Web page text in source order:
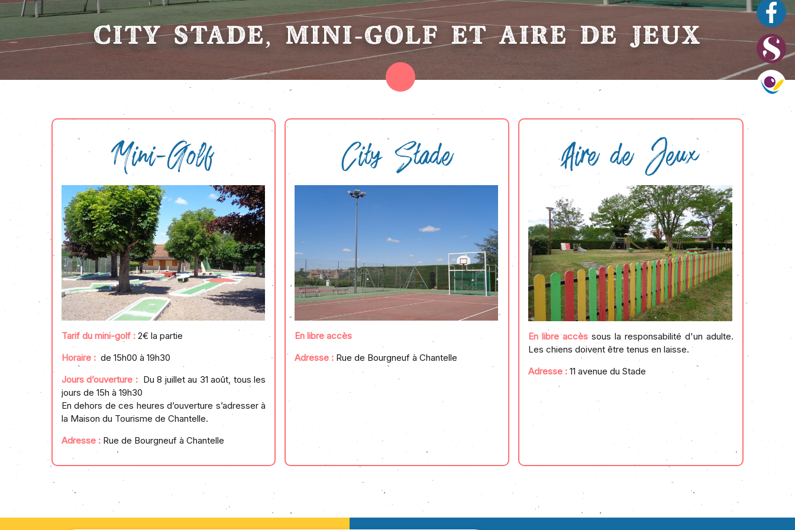
CITY STADE, MINI-GOLF ET AIRE DE JEUX
Mini-Golf
Tarif du mini-golf : 2€ la partie
Horaire : de 15h00 à 19h30
Jours d’ouverture :Du 8 juillet au 31 août, tous les
jours de 15h à 19h30
En dehors de ces heures d’ouverture s’adresser à
la Maison du Tourisme de Chantelle.
Adresse : Rue de Bourgneuf à Chantelle
City Stade
En libre accès
Adresse : Rue de Bourgneuf à Chantelle
Aire de Jeux
En libre accès sous la responsabilité d'un adulte.
Les chiens doivent être tenus en laisse.
Adresse : 11 avenue du Stade